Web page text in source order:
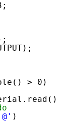
> 0)
)